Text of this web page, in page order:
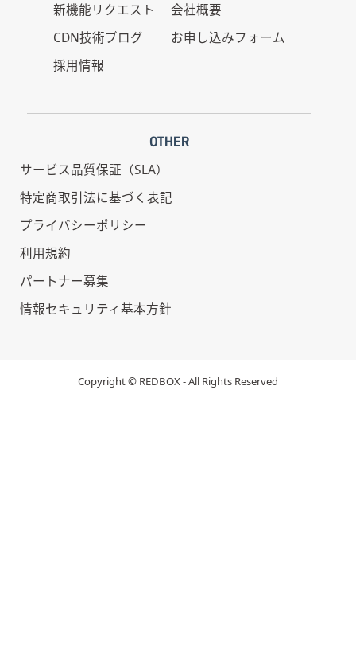
新機能リクエスト
CDN技術ブログ
採用情報
会社概要
お申し込みフォーム
OTHER
サービス品質保証（SLA）
特定商取引法に基づく表記
プライバシーポリシー
利用規約
パートナー募集
情報セキュリティ基本方針
Copyright © REDBOX - All Rights Reserved